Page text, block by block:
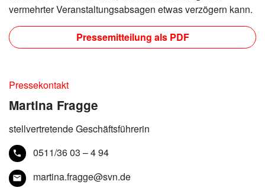
vermehrter Veranstaltungsabsagen etwas verzögern kann.
Pressemitteilung als PDF
Pressekontakt
Martina Fragge
stellvertretende Geschäftsführerin
0511/36 03 – 4 94
martina.fragge@svn.de